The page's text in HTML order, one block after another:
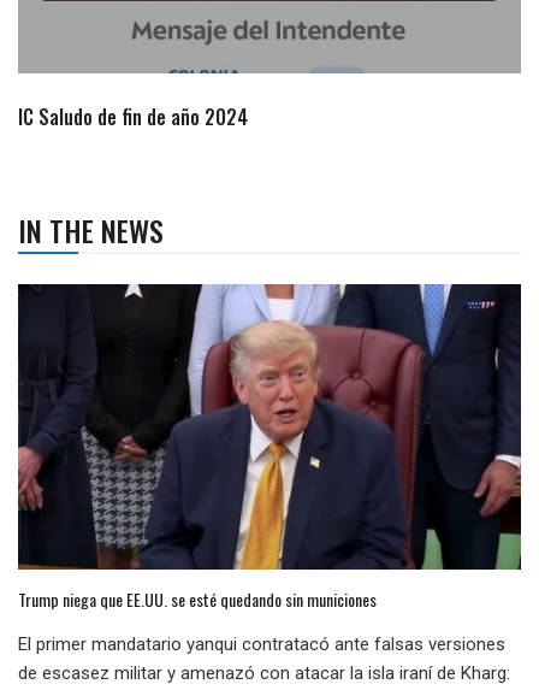
IN THE NEWS
Trump niega que EE.UU. se esté quedando sin municiones
El primer mandatario yanqui contratacó ante falsas versiones
de escasez militar y amenazó con atacar la isla iraní de Kharg: